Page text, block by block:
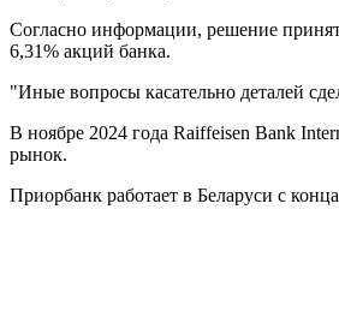
Согласно информации, решение
6,31% акций банка.
"Иные вопросы касательно деталей
В ноябре 2024 года Raiffeisen Bank
рынок.
Приорбанк работает в Беларуси с